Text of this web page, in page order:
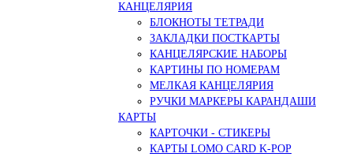
КАНЦЕЛЯРИЯ
БЛОКНОТЫ ТЕТРАДИ
ЗАКЛАДКИ ПОСТКАРТЫ
КАНЦЕЛЯРСКИЕ НАБОРЫ
КАРТИНЫ ПО НОМЕРАМ
МЕЛКАЯ КАНЦЕЛЯРИЯ
РУЧКИ МАРКЕРЫ КАРАНДАШИ
КАРТЫ
КАРТОЧКИ - СТИКЕРЫ
КАРТЫ LOMO CARD K-POP